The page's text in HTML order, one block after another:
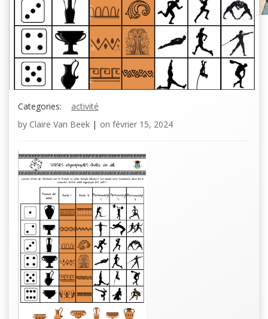
Categories:
activité
by Claire Van Beek | on février 15, 2024